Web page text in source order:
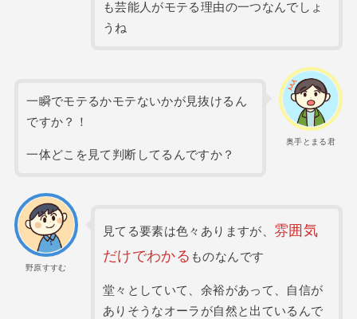
も芸能人がモテる理由の一つなんでしょ
うね
奥手とまる君
一瞬でモテるかモテないかが見抜けるん
ですか？！
一体どこを見て判断してるんですか？
野原すすむ
見てる要素は色々ありますが、 雰囲気
だけでわかる ものなんです
堂々としていて、余裕があって、自信が
ありそうなオーラが自然と出ているんで